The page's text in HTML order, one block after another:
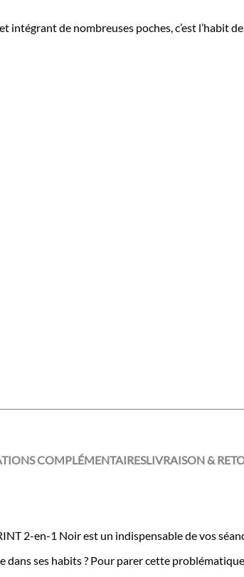
de nombreuses poches, c’est l’habit
COMPLÉMENTAIRESLIVRAISON &
2-en-1 Noir est un indispensable de vos
ses habits ? Pour parer cette